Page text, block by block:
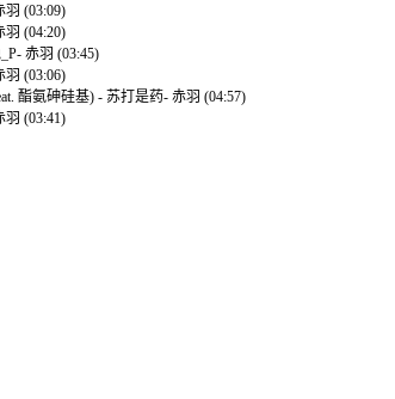
羽 (03:09)
羽 (04:20)
赤羽 (03:45)
羽 (03:06)
酯氨砷硅基) - 苏打是药- 赤羽 (04:57)
羽 (03:41)